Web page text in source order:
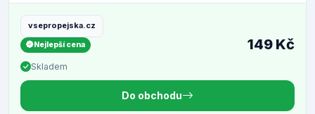
vsepropejska.cz
Nejlepší cena
Skladem
149 Kč
Do obchodu